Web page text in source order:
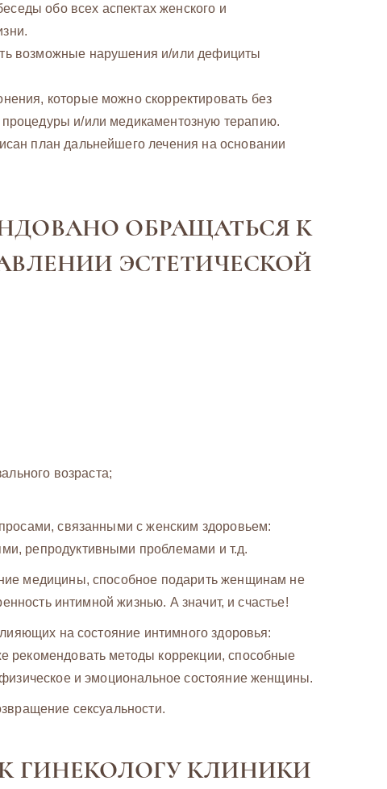
обо всех аспектах женского и
возможные нарушения и/или дефициты
которые можно скорректировать без
и/или медикаментозную терапию.
план дальнейшего лечения на основании
ОБРАЩАТЬСЯ К
ЭСТЕТИЧЕСКОЙ
возраста;
связанными с женским здоровьем:
репродуктивными проблемами и т.д.
медицины, способное подарить женщинам не
интимной жизнью. А значит, и счастье!
на состояние интимного здоровья:
методы коррекции, способные
и эмоциональное состояние женщины.
сексуальности.
ГИНЕКОЛОГУ КЛИНИКИ